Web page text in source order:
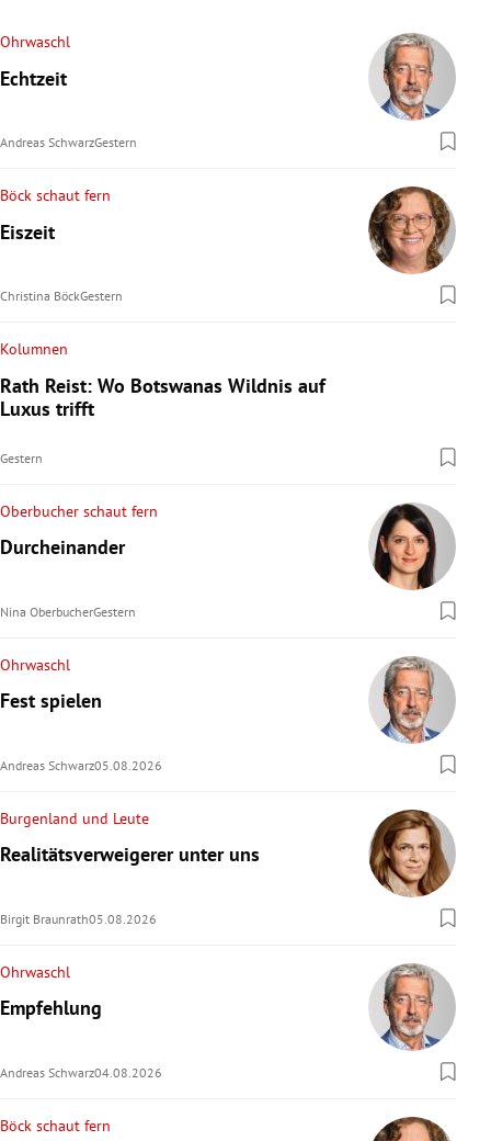
Ohrwaschl
Echtzeit
Andreas SchwarzGestern
Böck schaut fern
Eiszeit
Christina BöckGestern
Kolumnen
Rath Reist: Wo Botswanas Wildnis auf
Luxus trifft
Gestern
Oberbucher schaut fern
Durcheinander
Nina OberbucherGestern
Ohrwaschl
Fest spielen
Andreas Schwarz05.08.2026
Burgenland und Leute
Realitätsverweigerer unter uns
Birgit Braunrath05.08.2026
Ohrwaschl
Empfehlung
Andreas Schwarz04.08.2026
Böck schaut fern